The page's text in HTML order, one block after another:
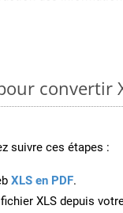
convertir
suivre ces étapes :
XLS en PDF.
XLS depuis